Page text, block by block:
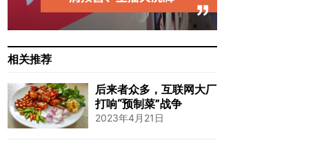
相关推荐
后来者众多，互联网大厂
打响“预制菜”战争
2023年4月21日